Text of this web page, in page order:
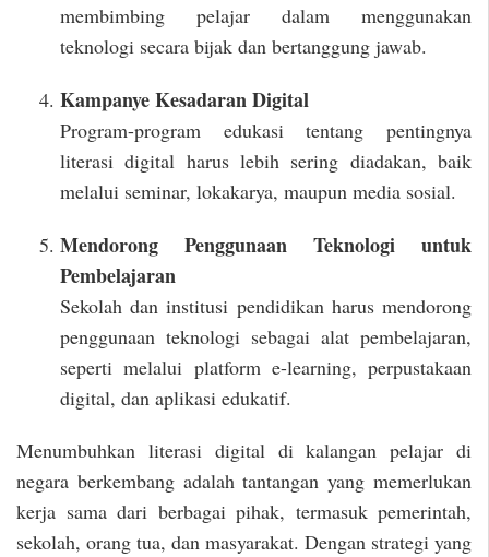
membimbing pelajar dalam menggunakan
teknologi secara bijak dan bertanggung jawab.
Kampanye Kesadaran Digital
Program-program edukasi tentang pentingnya
literasi digital harus lebih sering diadakan, baik
melalui seminar, lokakarya, maupun media sosial.
Mendorong Penggunaan Teknologi untuk
Pembelajaran
Sekolah dan institusi pendidikan harus mendorong
penggunaan teknologi sebagai alat pembelajaran,
seperti melalui platform e-learning, perpustakaan
digital, dan aplikasi edukatif.
Menumbuhkan literasi digital di kalangan pelajar di
negara berkembang adalah tantangan yang memerlukan
kerja sama dari berbagai pihak, termasuk pemerintah,
sekolah, orang tua, dan masyarakat. Dengan strategi yang